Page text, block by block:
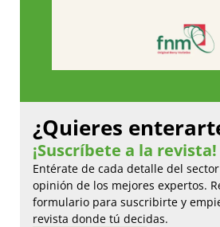
¿Quieres
¡Suscríbete a la revista!
Entérate de cada detalle del
opinión de los mejores expertos.
formulario para suscribirte y
revista donde tú decidas.